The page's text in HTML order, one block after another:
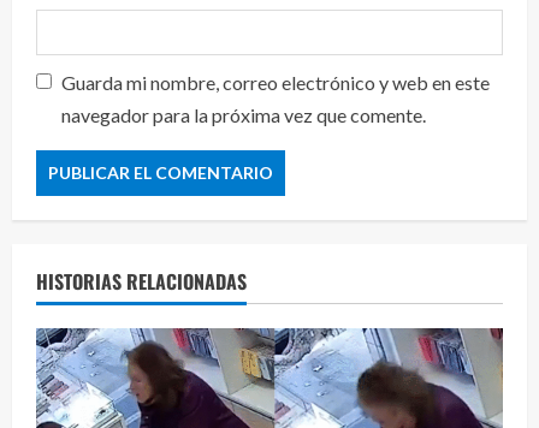
Guarda mi nombre, correo electrónico y web en este
navegador para la próxima vez que comente.
HISTORIAS RELACIONADAS